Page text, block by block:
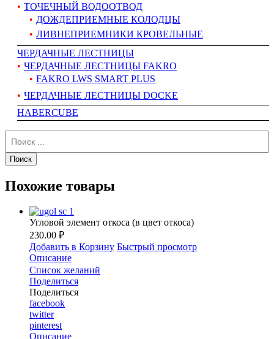
ТОЧЕЧНЫЙ ВОДООТВОД
ДОЖДЕПРИЕМНЫЕ КОЛОДЦЫ
ЛИВНЕПРИЕМНИКИ КРОВЕЛЬНЫЕ
ЧЕРДАЧНЫЕ ЛЕСТНИЦЫ
ЧЕРДАЧНЫЕ ЛЕСТНИЦЫ FAKRO
FAKRO LWS SMART PLUS
ЧЕРДАЧНЫЕ ЛЕСТНИЦЫ DOCKE
HABERCUBE
Похожие товары
Угловой элемент откоса (в цвет откоса)
230.00 ₽
Добавить в Корзину Быстрый просмотр
Описание
Список желаний
Поделиться
Поделиться
facebook
twitter
pinterest
Описание